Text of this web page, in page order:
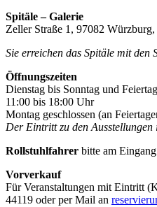
Spitäle – Galerie
Zeller Straße 1, 97082
Sie erreichen das Spitäle mit den
Öffnungszeiten
Dienstag bis Sonntag und
11:00 bis 18:00 Uhr
Montag geschlossen (an
Der Eintritt zu den Ausstellungen
Rollstuhlfahrer bitte am
Vorverkauf
Für Veranstaltungen mit Eintritt
44119 oder per Mail an